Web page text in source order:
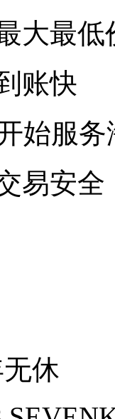
大最低
账快
始服
易安全
休